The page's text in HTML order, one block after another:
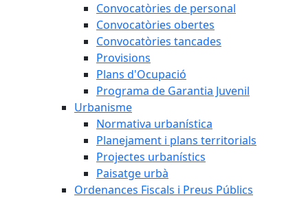
Convocatòries de personal
Convocatòries obertes
Convocatòries tancades
Provisions
Plans d'Ocupació
Programa de Garantia Juvenil
Urbanisme
Normativa urbanística
Planejament i plans territorials
Projectes urbanístics
Paisatge urbà
Ordenances Fiscals i Preus Públics